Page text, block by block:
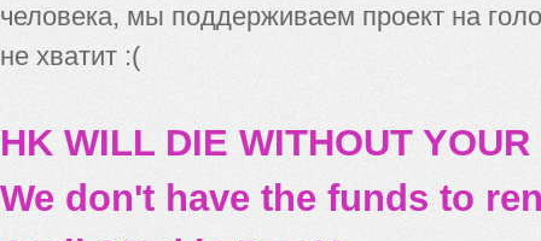
человека, мы поддерживаем проект на
не хватит :(
HK WILL DIE WITHOUT
We don't have the funds to